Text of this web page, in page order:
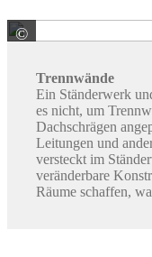
©
Trennwände
Ein Ständerwerk
es nicht, um
Dachschrägen
Leitungen und
versteckt im
veränderbare
Räume schaffen,